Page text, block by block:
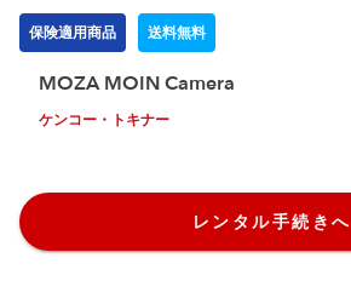
保険適用商品 送料無料
MOZA MOIN Camera
ケンコー・トキナー
レンタル手続きへ